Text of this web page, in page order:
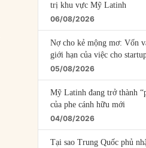
trị khu vực Mỹ Latinh
06/08/2026
Nợ cho kẻ mộng mơ: Vốn
giới hạn của việc cho
05/08/2026
Mỹ Latinh đang trở thành
của phe cánh hữu mới
04/08/2026
Tại sao Trung Quốc phủ